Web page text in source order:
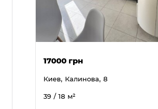
17000 грн
Киев, Калинова, 8
39 / 18 м²